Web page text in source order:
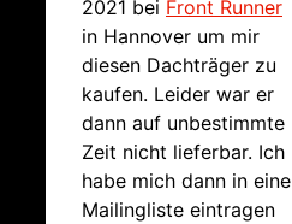
2021 bei Front Runner
in Hannover um mir
diesen Dachträger zu
kaufen. Leider war er
dann auf unbestimmte
Zeit nicht lieferbar. Ich
habe mich dann in eine
Mailingliste eintragen